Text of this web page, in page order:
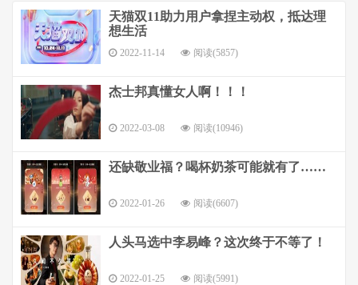
天猫双11助力用户拿捏主动权，抵达理
想生活
2022-11-14 阅读(5857)
杰士邦真懂女人啊！！！
2022-03-08 阅读(10946)
还缺敬业福？喝杯奶茶可能就有了……
2022-01-26 阅读(6607)
人头马选中李易峰？这次终于不等了！
2022-01-25 阅读(5991)